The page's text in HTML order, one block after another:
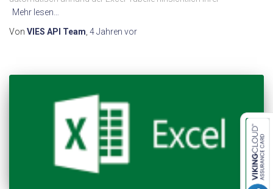
Mehr lesen…
Von VIES API Team 4 Jahren vor